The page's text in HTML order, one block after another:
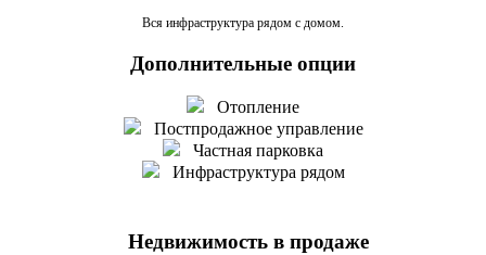
Вся инфраструктура рядом с домом.
Дополнительные опции
Отопление
Постпродажное управление
Частная парковка
Инфраструктура рядом
Недвижимость в продаже